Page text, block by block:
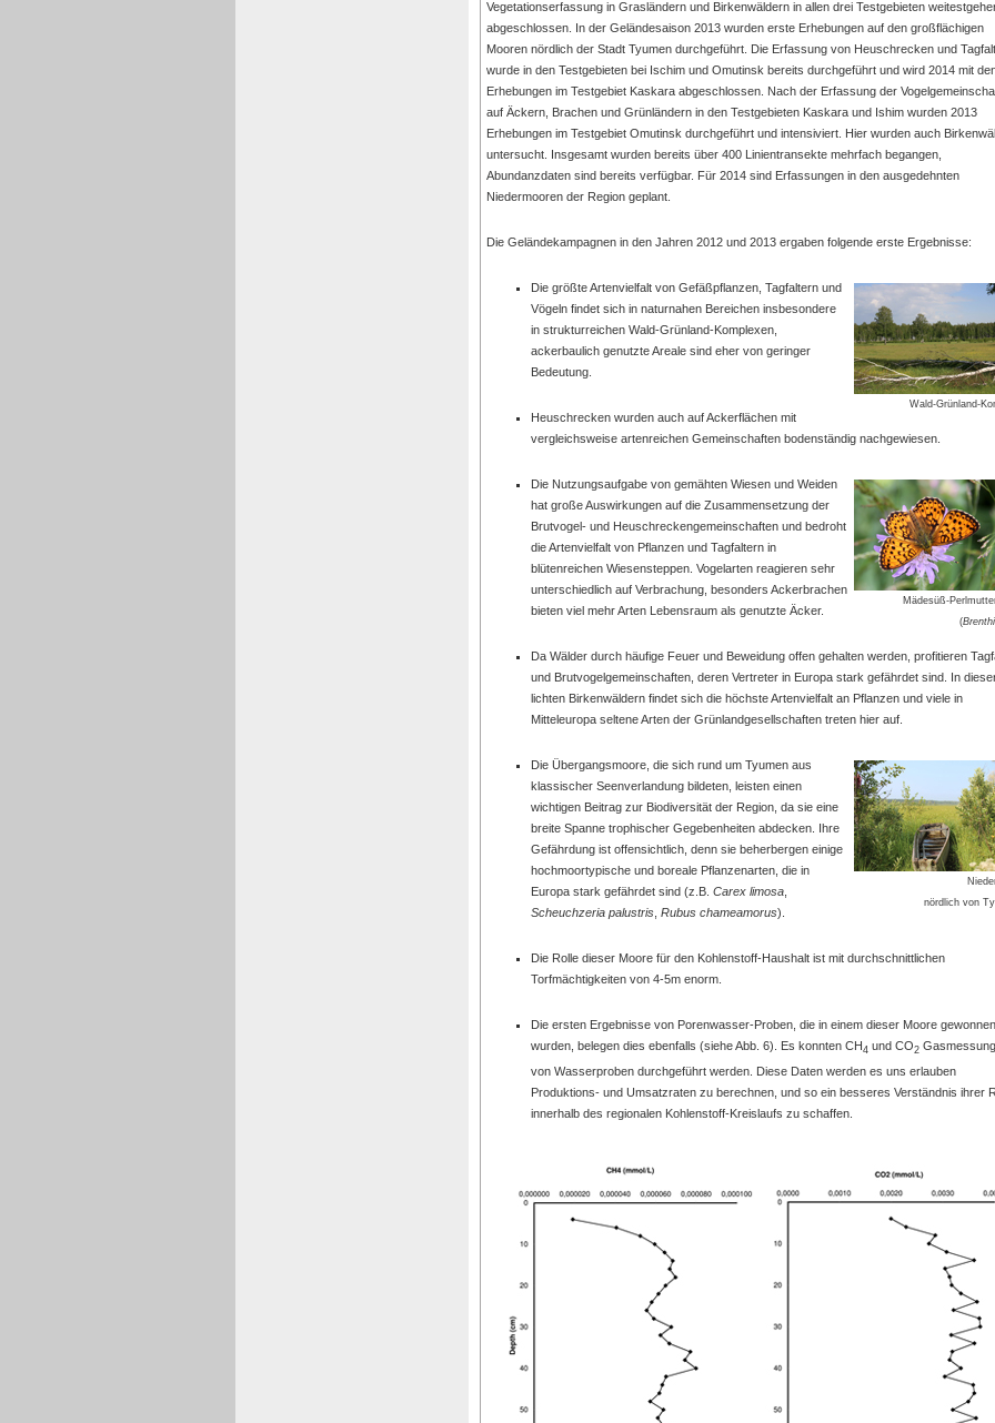
Vegetationserfassung in Grasländern und Birkenwäldern in allen drei Testgebieten
abgeschlossen. In der Geländesaison 2013 wurden erste Erhebungen auf den großflächigen
Mooren nördlich der Stadt Tyumen durchgeführt. Die Erfassung von Heuschrecken und
wurde in den Testgebieten bei Ischim und Omutinsk bereits durchgeführt und wird 2014 mit
Erhebungen im Testgebiet Kaskara abgeschlossen. Nach der Erfassung der
auf Äckern, Brachen und Grünländern in den Testgebieten Kaskara und Ishim wurden 2013
Erhebungen im Testgebiet Omutinsk durchgeführt und intensiviert. Hier wurden auch
untersucht. Insgesamt wurden bereits über 400 Linientransekte mehrfach begangen,
Abundanzdaten sind bereits verfügbar. Für 2014 sind Erfassungen in den ausgedehnten
Niedermooren der Region geplant.
Die Geländekampagnen in den Jahren 2012 und 2013 ergaben folgende erste Ergebnisse:
Wald-Grünland-
Die größte Artenvielfalt von Gefäßpflanzen, Tagfaltern und
Vögeln findet sich in naturnahen Bereichen insbesondere
in strukturreichen Wald-Grünland-Komplexen,
ackerbaulich genutzte Areale sind eher von geringer
Bedeutung.
Heuschrecken wurden auch auf Ackerflächen mit
vergleichsweise artenreichen Gemeinschaften bodenständig nachgewiesen.
Mädesüß-
(
Die Nutzungsaufgabe von gemähten Wiesen und Weiden
hat große Auswirkungen auf die Zusammensetzung der
Brutvogel- und Heuschreckengemeinschaften und bedroht
die Artenvielfalt von Pflanzen und Tagfaltern in
blütenreichen Wiesensteppen. Vogelarten reagieren sehr
unterschiedlich auf Verbrachung, besonders Ackerbrachen
bieten viel mehr Arten Lebensraum als genutzte Äcker.
Da Wälder durch häufige Feuer und Beweidung offen gehalten werden, profitieren
und Brutvogelgemeinschaften, deren Vertreter in Europa stark gefährdet sind. In
lichten Birkenwäldern findet sich die höchste Artenvielfalt an Pflanzen und viele in
Mitteleuropa seltene Arten der Grünlandgesellschaften treten hier auf.
nördlich von
Die Übergangsmoore, die sich rund um Tyumen aus
klassischer Seenverlandung bildeten, leisten einen
wichtigen Beitrag zur Biodiversität der Region, da sie eine
breite Spanne trophischer Gegebenheiten abdecken. Ihre
Gefährdung ist offensichtlich, denn sie beherbergen einige
hochmoortypische und boreale Pflanzenarten, die in
Europa stark gefährdet sind (z.B. Carex limosa
Scheuchzeria palustris Rubus chameamorus).
Die Rolle dieser Moore für den Kohlenstoff-Haushalt ist mit durchschnittlichen
Torfmächtigkeiten von 4-5m enorm.
Die ersten Ergebnisse von Porenwasser-Proben, die in einem dieser Moore gewonnen
wurden, belegen dies ebenfalls (siehe Abb. 6). Es konnten CH 4 und CO2
von Wasserproben durchgeführt werden. Diese Daten werden es uns erlauben
Produktions- und Umsatzraten zu berechnen, und so ein besseres Verständnis ihrer
innerhalb des regionalen Kohlenstoff-Kreislaufs zu schaffen.